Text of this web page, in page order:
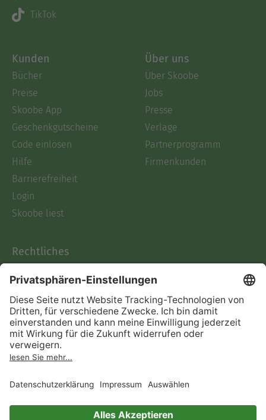
TikTok
Kunden
Bücher
Preise
Skoobe App
Geschenkgutscheine
Code einlösen
Hilfe
Barrierefreiheit
Login
Skoobe liest
Über uns
Über Skoobe
Jobs
Presse
Verlage
Partnerprogramm
Firmenkunden
Rechtliches
AGB
Informationen nach Data
Act
Verträge hier kündigen
Impressum